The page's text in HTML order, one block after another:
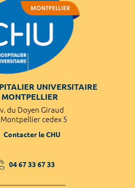
UNIVERSITAIRE
MONTPELLIER
du Doyen Giraud
Montpellier cedex 5
Contacter le CHU
04 67 33 67 33